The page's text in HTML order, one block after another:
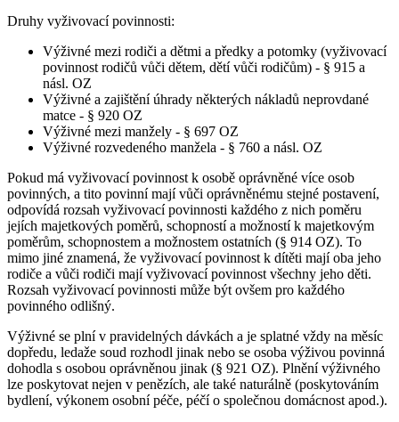
Druhy vyživovací povinnosti:
Výživné mezi rodiči a dětmi a předky a potomky (vyživovací
povinnost rodičů vůči dětem, dětí vůči rodičům) - § 915 a
násl. OZ
Výživné a zajištění úhrady některých nákladů neprovdané
matce - § 920 OZ
Výživné mezi manžely - § 697 OZ
Výživné rozvedeného manžela - § 760 a násl. OZ
Pokud má vyživovací povinnost k osobě oprávněné více osob
povinných, a tito povinní mají vůči oprávněnému stejné postavení,
odpovídá rozsah vyživovací povinnosti každého z nich poměru
jejích majetkových poměrů, schopností a možností k majetkovým
poměrům, schopnostem a možnostem ostatních (§ 914 OZ). To
mimo jiné znamená, že vyživovací povinnost k dítěti mají oba jeho
rodiče a vůči rodiči mají vyživovací povinnost všechny jeho děti.
Rozsah vyživovací povinnosti může být ovšem pro každého
povinného odlišný.
Výživné se plní v pravidelných dávkách a je splatné vždy na měsíc
dopředu, ledaže soud rozhodl jinak nebo se osoba výživou povinná
dohodla s osobou oprávněnou jinak (§ 921 OZ). Plnění výživného
lze poskytovat nejen v penězích, ale také naturálně (poskytováním
bydlení, výkonem osobní péče, péčí o společnou domácnost apod.).